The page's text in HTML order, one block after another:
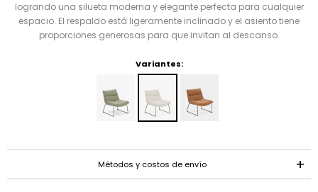
logrando una silueta moderna y elegante perfecta para cualquier
espacio. El respaldo está ligeramente inclinado y el asiento tiene
proporciones generosas para que invitan al descanso.
Variantes:
Métodos y costos de envío